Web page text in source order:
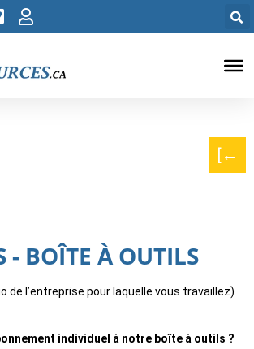
- BOÎTE À OUTILS
de l’entreprise pour laquelle vous travaillez)
individuel à notre boîte à outils ?
[←